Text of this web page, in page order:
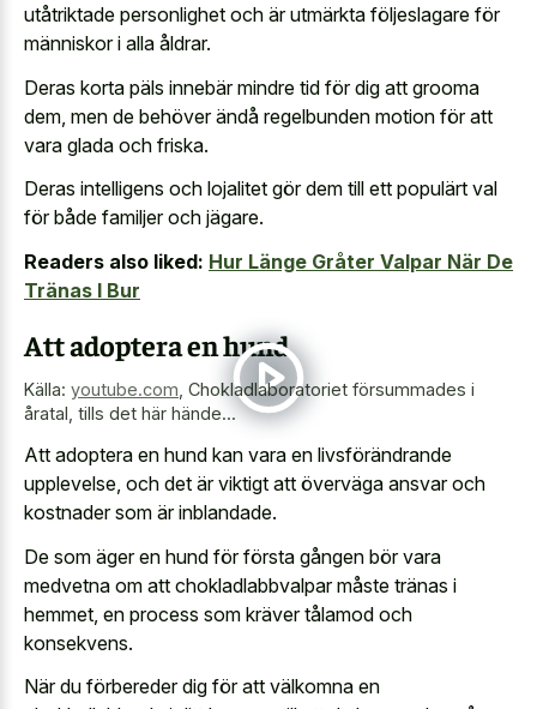
utåtriktade personlighet och är utmärkta följeslagare för
människor i alla åldrar.
Deras korta päls innebär mindre tid för dig att grooma
dem, men de behöver ändå regelbunden motion för att
vara glada och friska.
Deras intelligens och lojalitet gör dem till ett populärt val
för både familjer och jägare.
Readers also liked: Hur Länge Gråter Valpar När De
Tränas I Bur
Att adoptera en hund
Källa: youtube.com Chokladlaboratoriet försummades i
åratal, tills det här hände...
Att adoptera en hund kan vara en livsförändrande
upplevelse, och det är viktigt att överväga ansvar och
kostnader som är inblandade.
De som äger en hund för första gången bör vara
medvetna om att chokladlabbvalpar måste tränas i
hemmet, en process som kräver tålamod och
konsekvens.
När du förbereder dig för att välkomna en